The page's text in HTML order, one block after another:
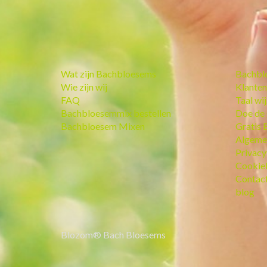
Wat zijn Bachbloesems
Wie zijn wij
FAQ
Bachbloesemmix bestellen
Bachbloesem Mixen
Taal
Doe
Gratis
blog
Blozom® Bach Bloesems